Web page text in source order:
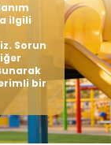
ilgili
Sorun
bir